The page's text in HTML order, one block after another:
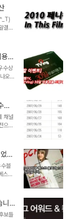
틀
하
니
제
테
결산
글
생
ㅡㅡ
시
할텐
권
수상
오긴
냥
앱
이
어서
론
가
상
채널
으로
방
와
만
만
니다.
히기
습
블
스트
데,
지 않
트는
보들